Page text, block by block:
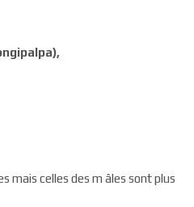
mais celles des m âles sont plus